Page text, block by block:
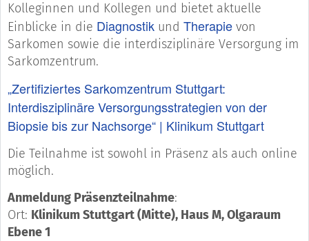
Kolleginnen und Kollegen und bietet aktuelle
Einblicke in die Diagnostik und Therapie von
Sarkomen sowie die interdisziplinäre Versorgung im
Sarkomzentrum.
„Zertifiziertes Sarkomzentrum Stuttgart:
Interdisziplinäre Versorgungsstrategien von der
Biopsie bis zur Nachsorge“ | Klinikum Stuttgart
Die Teilnahme ist sowohl in Präsenz als auch online
möglich.
Anmeldung Präsenzteilnahme:
Ort: Klinikum Stuttgart (Mitte), Haus M, Olgaraum
Ebene 1